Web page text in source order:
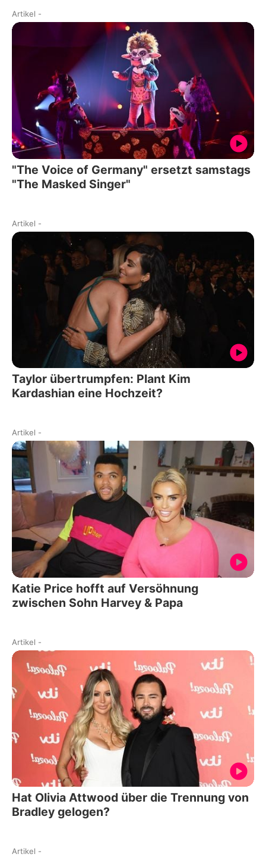
Artikel -
"The Voice of Germany" ersetzt samstags
"The Masked Singer"
Artikel -
Taylor übertrumpfen: Plant Kim
Kardashian eine Hochzeit?
Artikel -
Katie Price hofft auf Versöhnung
zwischen Sohn Harvey & Papa
Artikel -
Hat Olivia Attwood über die Trennung von
Bradley gelogen?
Artikel -